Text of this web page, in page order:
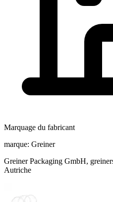
Marquage du fabricant
marque: Greiner
Greiner Packaging GmbH,
Autriche